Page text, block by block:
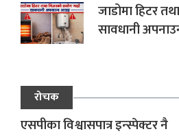
जाडोमा हिटर
सावधानी
रोचक
एसपीका विश्वासपात्र इन्स्पेक्टर नै